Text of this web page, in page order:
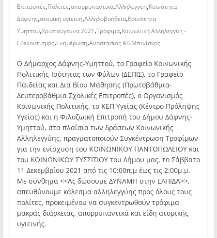
Επιτροπές,Πολίτες,απορρυπαντικά,Αλληλεγγύη,Κοινότητα
Δάφνης,ατομική υγιεινή,Αλληλοβοήθεια,Κοινότητα
Υμηττού,Χριστούγεννα 2021,Τρόφιμα,Κοινωνική Αλληλεγγύη -
Εθελοντισμός,Ενημέρωση,Αναστάσιος Αθ.Μπινίσκος
Ο Δήμαρχος Δάφνης-Υμηττού, το Γραφείο Κοινωνικής
Πολιτικής-Ισότητας των Φύλων (ΔΕΠΙΣ), το Γραφείο
Παιδείας και Δια Βίου Μάθησης (Πρωτοβάθμια-
Δευτεροβάθμια Σχολικές Επιτροπές), ο Οργανισμός
Κοινωνικής Πολιτικής, το ΚΕΠ Υγείας (Κέντρο Πρόληψης
Υγείας) και η Φιλοζωική Επιτροπή του Δήμου Δάφνης-
Υμηττού, στα πλαίσια των δράσεων Κοινωνικής
Αλληλεγγύης, πραγματοποιούν Συγκέντρωση Τροφίμων
για την ενίσχυση του ΚΟΙΝΩΝΙΚΟΥ ΠΑΝΤΟΠΩΛΕΙΟΥ και
του ΚΟΙΝΩΝΙΚΟΥ ΣΥΣΣΙΤΙΟΥ του Δήμου μας, το Σάββατο
11 Δεκεμβρίου 2021 από τις 10:00π.μ έως τις 2:00μ.μ.
Με σύνθημα <<Ας δώσουμε ΔΥΝΑΜΗ στην ΕΛΠΙΔΑ>>,
απευθύνουμε κάλεσμα αλληλεγγύης προς όλους τους
πολίτες, προκειμένου να συγκεντρωθούν τρόφιμα
μακράς διάρκειας, απορρυπαντικά και είδη ατομικής
υγιεινής.